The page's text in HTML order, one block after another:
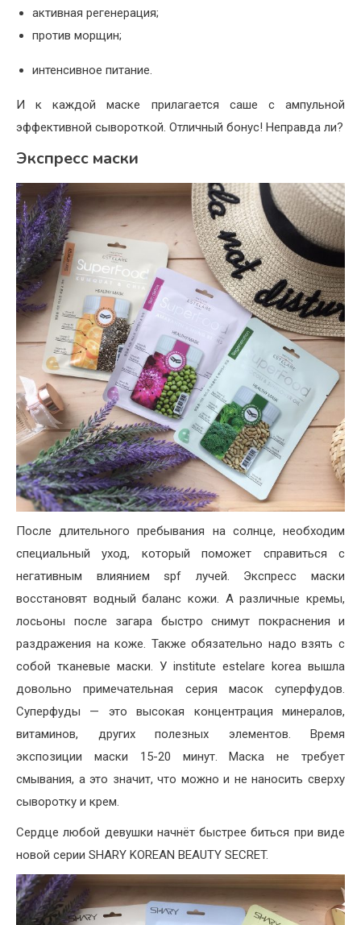
активная регенерация;
против морщин;
интенсивное питание.
И к каждой маске прилагается саше с ампульной
эффективной сывороткой. Отличный бонус! Неправда ли?
Экспресс маски
После длительного пребывания на солнце, необходим
специальный уход, который поможет справиться с
негативным влиянием spf лучей. Экспресс маски
восстановят водный баланс кожи. А различные кремы,
лосьоны после загара быстро снимут покраснения и
раздражения на коже. Также обязательно надо взять с
собой тканевые маски. У institute estelare korea вышла
довольно примечательная серия масок суперфудов.
Суперфуды — это высокая концентрация минералов,
витаминов, других полезных элементов. Время
экспозиции маски 15-20 минут. Маска не требует
смывания, а это значит, что можно и не наносить сверху
сыворотку и крем.
Сердце любой девушки начнёт быстрее биться при виде
новой серии SHARY KOREAN BEAUTY SECRET.